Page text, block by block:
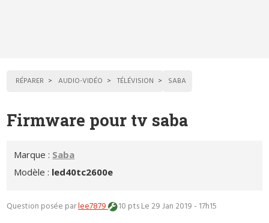
RÉPARER AUDIO-VIDÉO TÉLÉVISION SABA
Firmware pour tv saba
Marque : Saba
Modèle : led40tc2600e
Question posée parlee7879 10 ptsLe 29 Jan 2019 - 17h15